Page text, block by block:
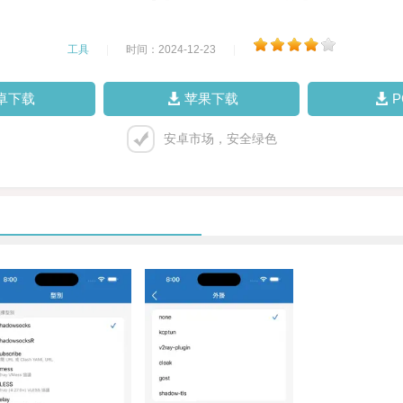
工具 时间：2024-12-23
下载 苹果下载
安卓市场，安全绿色